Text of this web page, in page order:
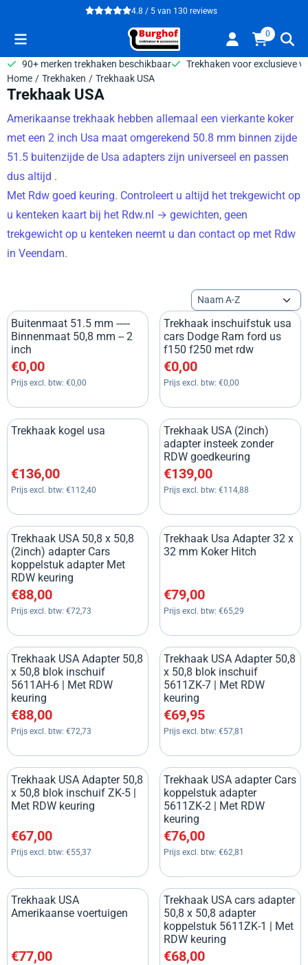
Cookievoorkeuren zijn beschikbaar. Kies instellingen of sta alle
4.8 / 5 van 130 reviews
0
90+ merken trekhaken beschikbaar
Trekhaken voor exclusieve
Home / Trekhaken / Trekhaak USA
Trekhaak USA
Amerikaanse trekhaak hebben allemaal een vierkante koker
met een 2 inch Usa maat omgerekend 50.8 mm binnen zijde
51.5 buitenzijde de Usa adapters zijn universeel en passen
dus altijd .
Met Rdw goed keuring. Controleert u altijd het trekgewicht op
u kenteken kaart bij het Rdw.nl → gewichten, geen
trekgewicht op u kenteken neemt u dan contact op met Rdw
in Veendam.
Sorteermethode
Buitenmaat 51.5 mm -----
Binnenmaat 50,8 mm -- 2
inch
Prijs: 0,00, exclusief btw: 0,00
€0,00
Prijs excl. btw: €0,00
Trekhaak inschuifstuk usa
cars Dodge Ram ford us
f150 f250 met rdw
Prijs: 0,00, exclusief btw: 0,00
€0,00
Prijs excl. btw: €0,00
Trekhaak kogel usa
Prijs: 136,00, exclusief btw: 112,40
€136,00
Prijs excl. btw: €112,40
Trekhaak USA (2inch)
adapter insteek zonder
RDW goedkeuring
Prijs: 139,00, exclusief btw:
€139,00
Prijs excl. btw: €114,88
Trekhaak USA 50,8 x 50,8
(2inch) adapter Cars
koppelstuk adapter Met
RDW keuring
Prijs: 88,00, exclusief btw: 72,73
€88,00
Prijs excl. btw: €72,73
Trekhaak Usa Adapter 32 x
32 mm Koker Hitch
Prijs: 79,00, exclusief btw:
€79,00
Prijs excl. btw: €65,29
Trekhaak USA Adapter 50,8
x 50,8 blok inschuif
5611AH-6 | Met RDW
keuring
Prijs: 88,00, exclusief btw: 72,73
€88,00
Prijs excl. btw: €72,73
Trekhaak USA Adapter 50,8
x 50,8 blok inschuif
5611ZK-7 | Met RDW
keuring
Prijs: 69,95, exclusief btw:
€69,95
Prijs excl. btw: €57,81
Trekhaak USA Adapter 50,8
x 50,8 blok inschuif ZK-5 |
Met RDW keuring
Prijs: 67,00, exclusief btw: 55,37
€67,00
Prijs excl. btw: €55,37
Trekhaak USA adapter Cars
koppelstuk adapter
5611ZK-2 | Met RDW
keuring
Prijs: 76,00, exclusief btw:
€76,00
Prijs excl. btw: €62,81
Trekhaak USA
Amerikaanse voertuigen
Prijs: 77,00, exclusief btw: 63,64
€77,00
Trekhaak USA cars adapter
50,8 x 50,8 adapter
koppelstuk 5611ZK-1 | Met
RDW keuring
Prijs: 68,00, exclusief btw:
€68,00